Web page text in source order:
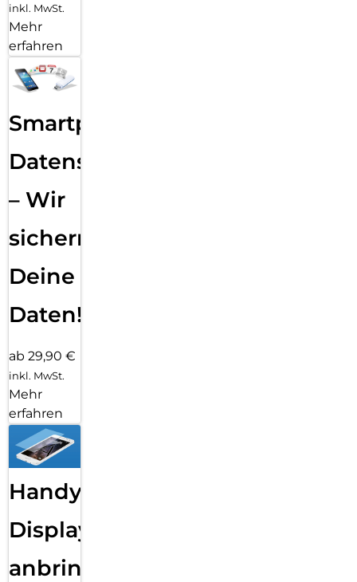
inkl. MwSt.
Mehr
erfahren
Smartphone
Datensicherung
– Wir
sichern
Deine
Daten!
ab 29,90 €
inkl. MwSt.
Mehr
erfahren
Handy
Displayfolie
anbringen